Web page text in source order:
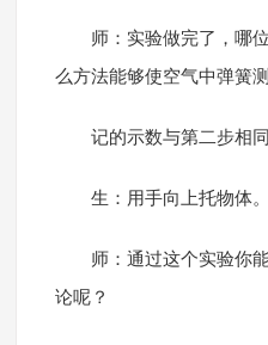
师：实验做完了，哪
么方法能够使空气中弹簧
记的示数与第二步相同
生：用手向上托物体。
师：通过这个实验你
论呢？